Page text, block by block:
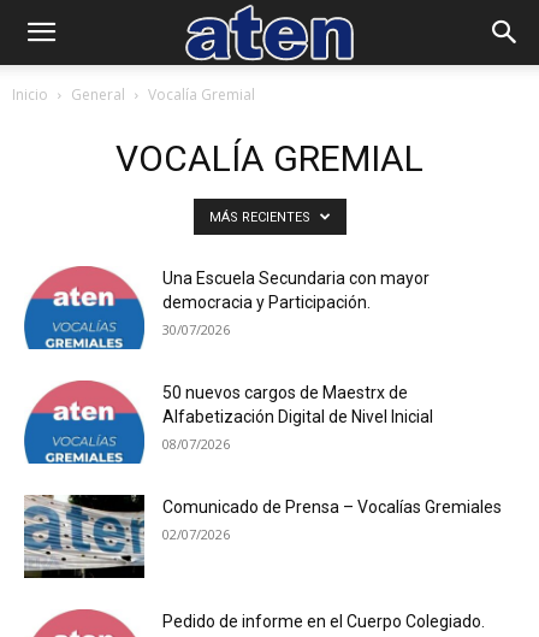
Inicio General Vocalía Gremial
VOCALÍA GREMIAL
MÁS RECIENTES
Una Escuela Secundaria con mayor
democracia y Participación.
30/07/2026
50 nuevos cargos de Maestrx de
Alfabetización Digital de Nivel Inicial
08/07/2026
Comunicado de Prensa – Vocalías Gremiales
02/07/2026
Pedido de informe en el Cuerpo Colegiado.